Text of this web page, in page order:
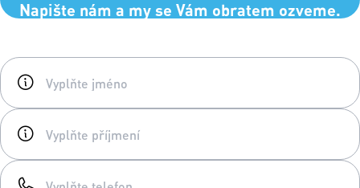
Napište nám a my se Vám obratem ozveme.